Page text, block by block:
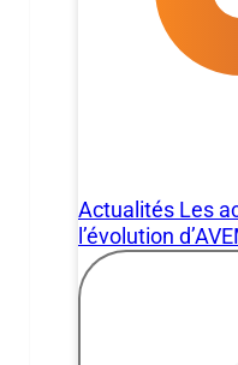
Actualités Les
l’évolution